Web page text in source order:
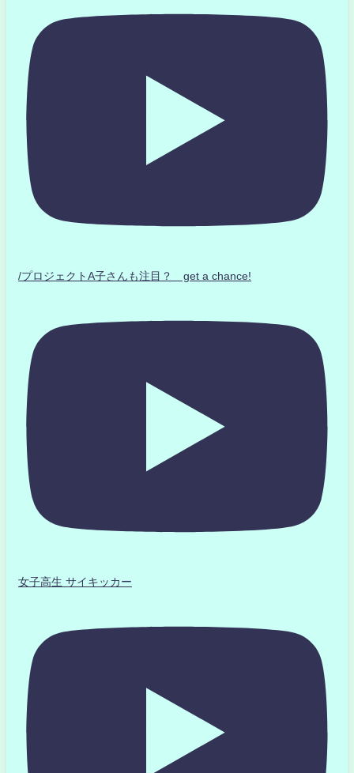
/プロジェクトA子さんも注目？ get a chance!
女子高生 サイキッカー